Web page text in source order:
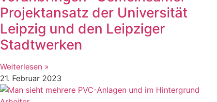
Projektansatz der Universität
Leipzig und den Leipziger
Stadtwerken
Weiterlesen »
21. Februar 2023